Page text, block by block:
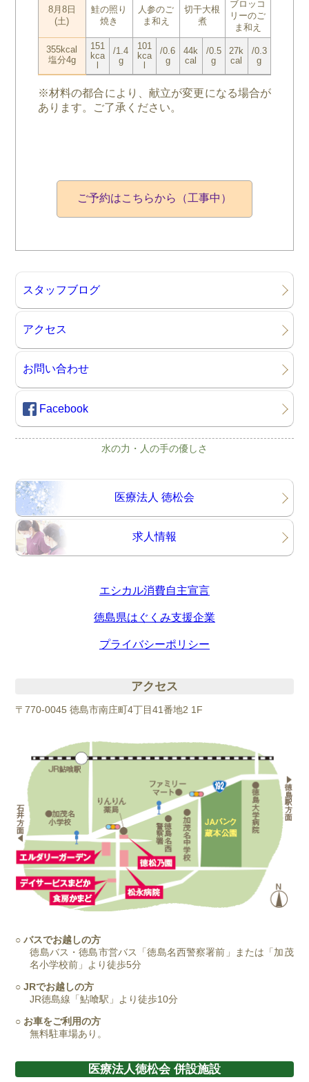
8月8日
(土)
鮭の照り
焼き
人参のご
ま和え
切干大根
煮
ブロッコ
リーのご
ま和え
355kcal
塩分4g
151
kca
/1.4
g
101
kca
/0.6
g
44k
cal
/0.5
g
27k
cal
/0.3
g
※材料の都合により、献立が変更になる場合が
あります。ご了承ください。
ご予約はこちらから（工事中）
スタッフブログ
アクセス
お問い合わせ
Facebook
水の力・人の手の優しさ
医療法人 徳松会
求人情報
エシカル消費自主宣言
徳島県はぐくみ支援企業
プライバシーポリシー
アクセス
〒770-0045 徳島市南庄町4丁目41番地2 1F
○ バスでお越しの方
徳島バス・徳島市営バス「徳島名西警察署前」または「加茂
名小学校前」より徒歩5分
○ JRでお越しの方
JR徳島線「鮎喰駅」より徒歩10分
○ お車をご利用の方
無料駐車場あり。
医療法人徳松会 併設施設